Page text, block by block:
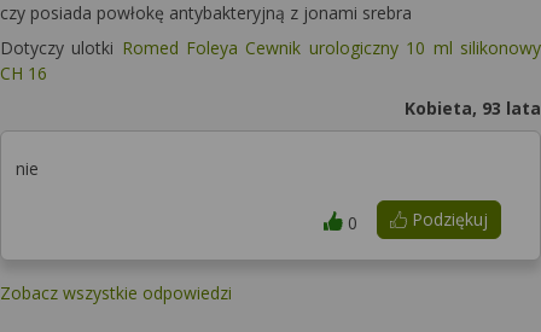
czy posiada powłokę antybakteryjną z jonami srebra
Dotyczy ulotki Romed Foleya Cewnik urologiczny 10 ml silikonowy
CH 16
Kobieta, 93 lata
nie
Podziękuj
0
Zobacz wszystkie odpowiedzi